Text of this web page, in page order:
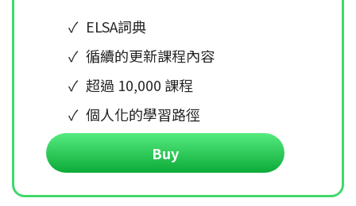
ELSA詞典
循續的更新課程內容
超過 10,000 課程
個人化的學習路徑
Buy